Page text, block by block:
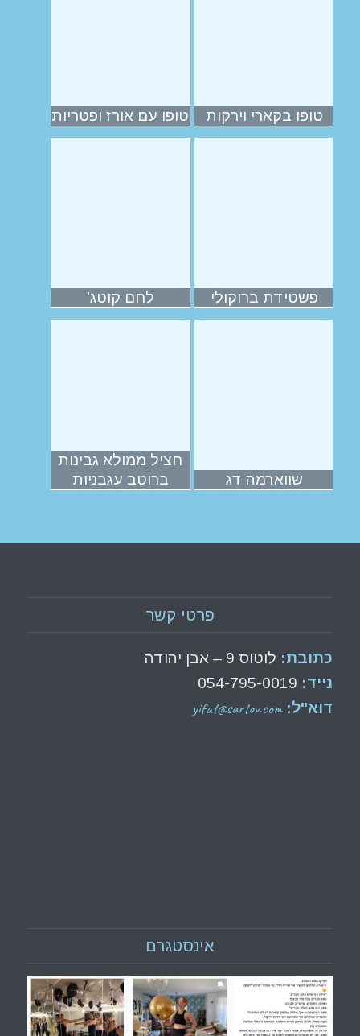
טופו בקארי וירקות טופו עם אורז ופטריות
פשטידת ברוקולי לחם קוטג'
שווארמה דג
חציל ממולא גבינות
ברוטב עגבניות
פרטי קשר
כתובת: לוטוס 9 – אבן יהודה
נייד: 054-795-0019
דוא"ל:yifat@sartov.com
אינסטגרם